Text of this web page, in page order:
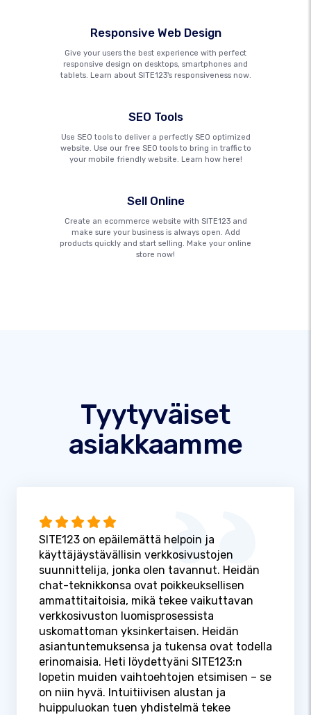
Responsive Web Design
Give your users the best experience with perfect
responsive design on desktops, smartphones and
tablets. Learn about SITE123's responsiveness now.
SEO Tools
Use SEO tools to deliver a perfectly SEO optimized
website. Use our free SEO tools to bring in traffic to
your mobile friendly website. Learn how here!
Sell Online
Create an ecommerce website with SITE123 and
make sure your business is always open. Add
products quickly and start selling. Make your online
store now!
Tyytyväiset
asiakkaamme
SITE123 on epäilemättä helpoin ja
käyttäjäystävällisin verkkosivustojen
suunnittelija, jonka olen tavannut. Heidän
chat-teknikkonsa ovat poikkeuksellisen
ammattitaitoisia, mikä tekee vaikuttavan
verkkosivuston luomisprosessista
uskomattoman yksinkertaisen. Heidän
asiantuntemuksensa ja tukensa ovat todella
erinomaisia. Heti löydettyäni SITE123:n
lopetin muiden vaihtoehtojen etsimisen – se
on niin hyvä. Intuitiivisen alustan ja
huippuluokan tuen yhdistelmä tekee